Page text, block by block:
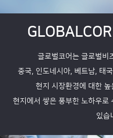
글로벌코어는 글로벌비
중국, 인도네시아, 베트남, 태
현지 시장환경에 대한
현지에서 쌓은 풍부한 노하우로
있습